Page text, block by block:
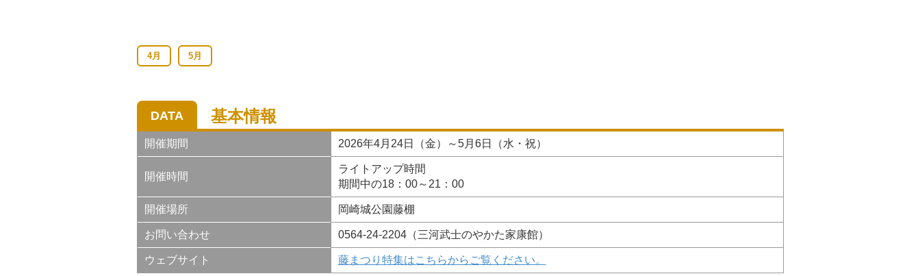
4月 5月
DATA 基本情報
開催期間 2026年4月24日（金）～5月6日（水・祝）
開催時間
ライトアップ時間
期間中の18：00～21：00
開催場所 岡崎城公園藤棚
お問い合わせ 0564-24-2204（三河武士のやかた家康館）
ウェブサイト 藤まつり特集はこちらからご覧ください。